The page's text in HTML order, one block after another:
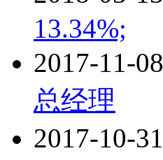
13.34%;
2017-11-08
总经理
2017-10-31